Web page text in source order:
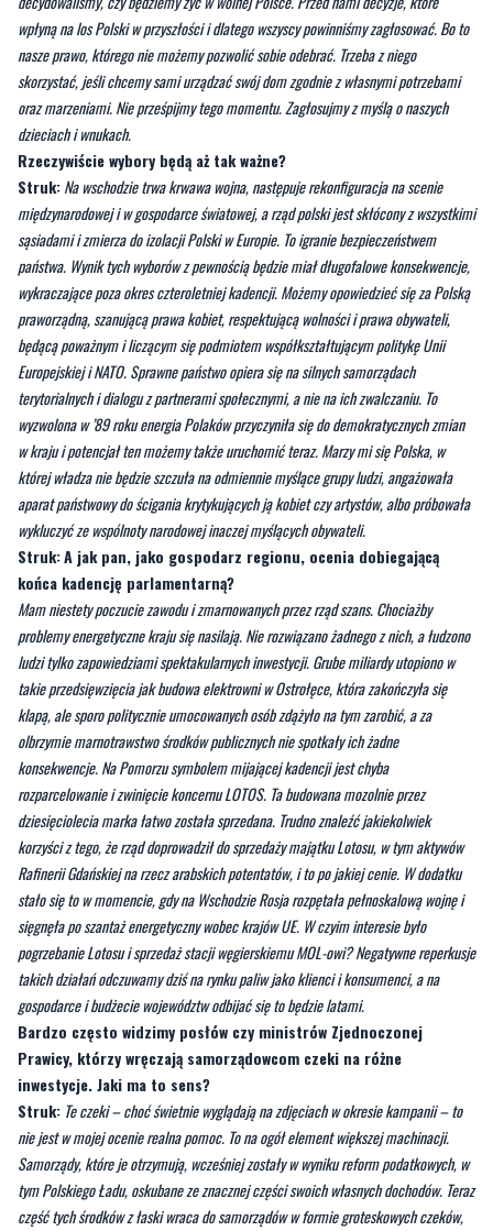
represyjny system rządów został w demokratyczny sposób zmieniony. Nadchodzące
wybory są moim zdaniem równie ważne, jak wtedy, gdy po raz pierwszy wspólnie
decydowaliśmy, czy będziemy żyć w wolnej Polsce. Przed nami decyzje, które
wpłyną na los Polski w przyszłości i dlatego wszyscy powinniśmy zagłosować. Bo to
nasze prawo, którego nie możemy pozwolić sobie odebrać. Trzeba z niego
skorzystać, jeśli chcemy sami urządzać swój dom zgodnie z własnymi potrzebami
oraz marzeniami. Nie prześpijmy tego momentu. Zagłosujmy z myślą o naszych
dzieciach i wnukach.
Rzeczywiście wybory będą aż tak ważne?
Struk:Na wschodzie trwa krwawa wojna, następuje rekonfiguracja na scenie
międzynarodowej i w gospodarce światowej, a rząd polski jest skłócony z wszystkimi
sąsiadami i zmierza do izolacji Polski w Europie. To igranie bezpieczeństwem
państwa. Wynik tych wyborów z pewnością będzie miał długofalowe konsekwencje,
wykraczające poza okres czteroletniej kadencji. Możemy opowiedzieć się za Polską
praworządną, szanującą prawa kobiet, respektującą wolności i prawa obywateli,
będącą poważnym i liczącym się podmiotem współkształtującym politykę Unii
Europejskiej i NATO. Sprawne państwo opiera się na silnych samorządach
terytorialnych i dialogu z partnerami społecznymi, a nie na ich zwalczaniu. To
wyzwolona w ’89 roku energia Polaków przyczyniła się do demokratycznych zmian
w kraju i potencjał ten możemy także uruchomić teraz. Marzy mi się Polska, w
której władza nie będzie szczuła na odmiennie myślące grupy ludzi, angażowała
aparat państwowy do ścigania krytykujących ją kobiet czy artystów, albo próbowała
wykluczyć ze wspólnoty narodowej inaczej myślących obywateli.
Struk:A jak pan, jako gospodarz regionu, ocenia dobiegającą
końca kadencję parlamentarną?
Mam niestety poczucie zawodu i zmarnowanych przez rząd szans. Chociażby
problemy energetyczne kraju się nasilają. Nie rozwiązano żadnego z nich, a łudzono
ludzi tylko zapowiedziami spektakularnych inwestycji. Grube miliardy utopiono w
takie przedsięwzięcia jak budowa elektrowni w Ostrołęce, która zakończyła się
klapą, ale sporo politycznie umocowanych osób zdążyło na tym zarobić, a za
olbrzymie marnotrawstwo środków publicznych nie spotkały ich żadne
konsekwencje. Na Pomorzu symbolem mijającej kadencji jest chyba
rozparcelowanie i zwinięcie koncernu LOTOS. Ta budowana mozolnie przez
dziesięciolecia marka łatwo została sprzedana. Trudno znaleźć jakiekolwiek
korzyści z tego, że rząd doprowadził do sprzedaży majątku Lotosu, w tym aktywów
Rafinerii Gdańskiej na rzecz arabskich potentatów, i to po jakiej cenie. W dodatku
stało się to w momencie, gdy na Wschodzie Rosja rozpętała pełnoskalową wojnę i
sięgnęła po szantaż energetyczny wobec krajów UE. W czyim interesie było
pogrzebanie Lotosu i sprzedaż stacji węgierskiemu MOL-owi? Negatywne reperkusje
takich działań odczuwamy dziś na rynku paliw jako klienci i konsumenci, a na
gospodarce i budżecie województw odbijać się to będzie latami.
Bardzo często widzimy posłów czy ministrów Zjednoczonej
Prawicy, którzy wręczają samorządowcom czeki na różne
inwestycje. Jaki ma to sens?
Struk:Te czeki – choć świetnie wyglądają na zdjęciach w okresie kampanii – to
nie jest w mojej ocenie realna pomoc. To na ogół element większej machinacji.